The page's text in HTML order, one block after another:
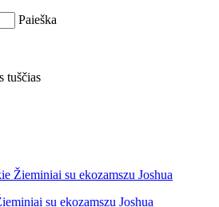
Paieška
tuščias
Žieminiai su ekozamszu Joshua